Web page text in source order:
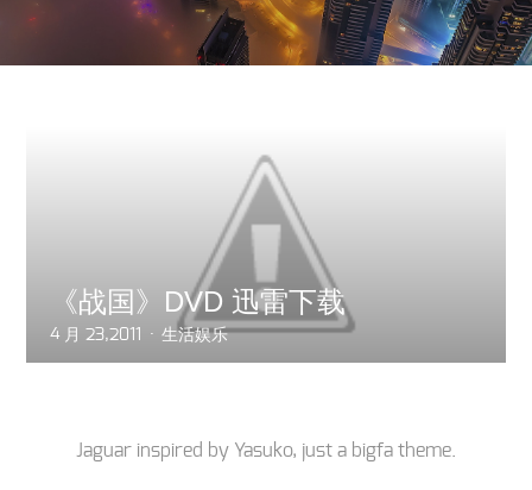
《战国》DVD 迅雷下载
4 月 23,2011 生活娱乐
Jaguar inspired by Yasuko, just a bigfa theme.